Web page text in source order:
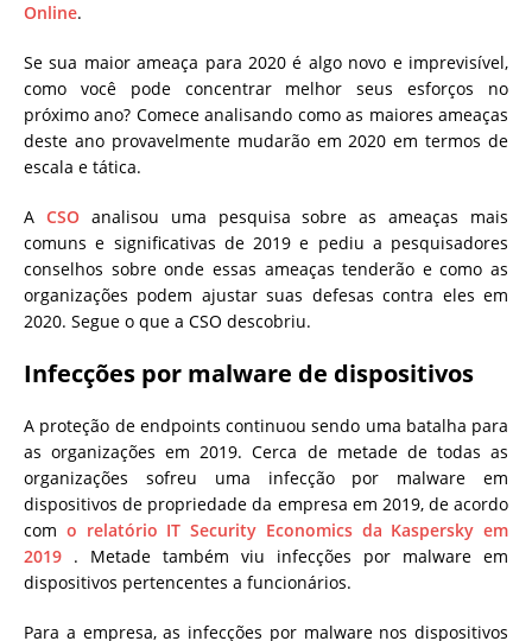
Online.
Se sua maior ameaça para 2020 é algo novo e imprevisível,
como você pode concentrar melhor seus esforços no
próximo ano? Comece analisando como as maiores ameaças
deste ano provavelmente mudarão em 2020 em termos de
escala e tática.
A CSOanalisou uma pesquisa sobre as ameaças mais
comuns e significativas de 2019 e pediu a pesquisadores
conselhos sobre onde essas ameaças tenderão e como as
organizações podem ajustar suas defesas contra eles em
2020. Segue o que a CSO descobriu.
Infecções por malware de dispositivos
A proteção de endpoints continuou sendo uma batalha para
as organizações em 2019. Cerca de metade de todas as
organizações sofreu uma infecção por malware em
dispositivos de propriedade da empresa em 2019, de acordo
com o relatório IT Security Economics da Kaspersky em
2019 . Metade também viu infecções por malware em
dispositivos pertencentes a funcionários.
Para a empresa, as infecções por malware nos dispositivos